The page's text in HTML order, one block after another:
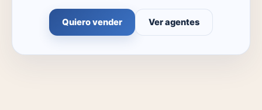
Quiero vender Ver agentes